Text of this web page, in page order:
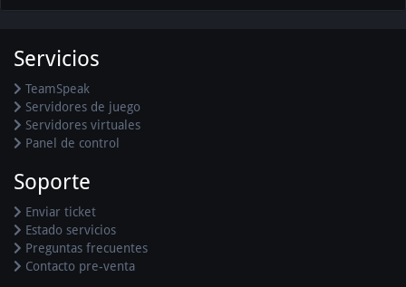
Servicios
TeamSpeak
Servidores de juego
Servidores virtuales
Panel de control
Soporte
Enviar ticket
Estado servicios
Preguntas frecuentes
Contacto pre-venta